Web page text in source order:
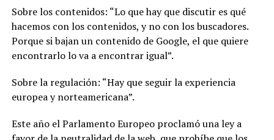
Sobre los contenidos: “Lo que hay que discutir es qué
hacemos con los contenidos, y no con los buscadores.
Porque si bajan un contenido de Google, el que quiere
encontrarlo lo va a encontrar igual”.
Sobre la regulación: “Hay que seguir la experiencia
europea y norteamericana”.
Este año el Parlamento Europeo proclamó una ley a